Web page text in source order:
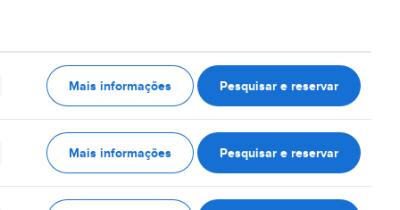
Mais informações Pesquisar e reservar
Mais informações Pesquisar e reservar